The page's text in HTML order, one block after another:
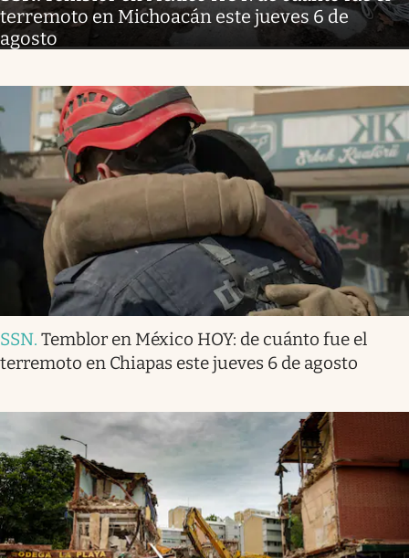
terremoto en Michoacán este jueves 6 de
agosto
SSN. Temblor en México HOY: de cuánto fue el
terremoto en Chiapas este jueves 6 de agosto